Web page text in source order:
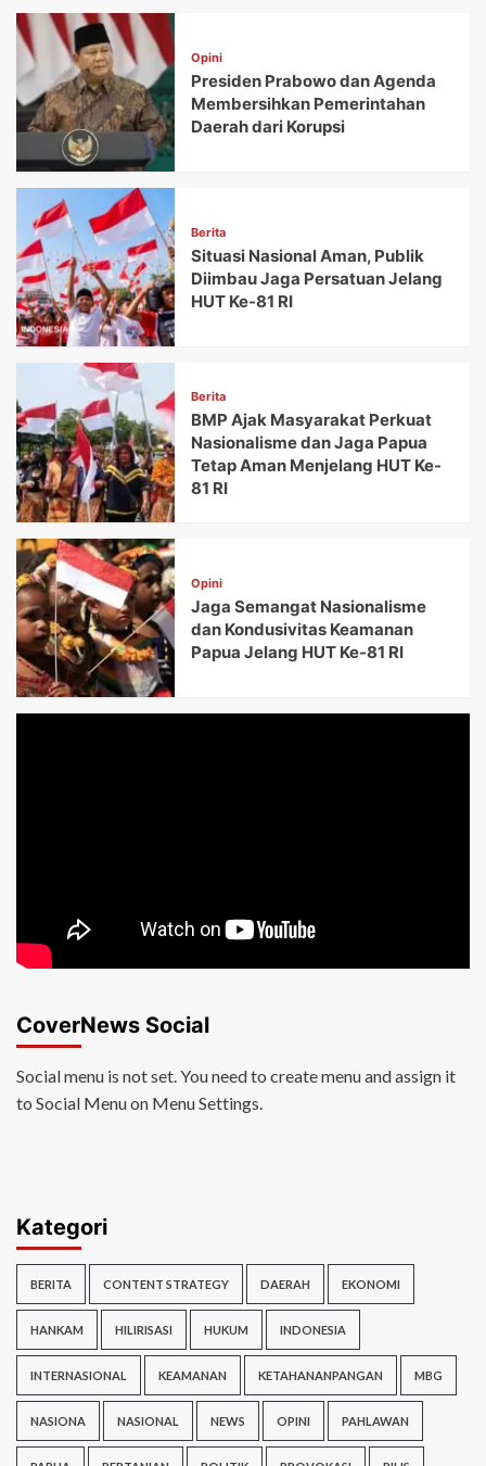
Opini
Presiden Prabowo dan Agenda
Membersihkan Pemerintahan
Daerah dari Korupsi
Berita
Situasi Nasional Aman, Publik
Diimbau Jaga Persatuan Jelang
HUT Ke-81 RI
Berita
BMP Ajak Masyarakat Perkuat
Nasionalisme dan Jaga Papua
Tetap Aman Menjelang HUT Ke-
81 RI
Opini
Jaga Semangat Nasionalisme
dan Kondusivitas Keamanan
Papua Jelang HUT Ke-81 RI
CoverNews Social
Social menu is not set. You need to create menu and assign it
to Social Menu on Menu Settings.
Kategori
BERITA CONTENT STRATEGY DAERAH EKONOMI
HANKAM HILIRISASI HUKUM INDONESIA
INTERNASIONAL KEAMANAN KETAHANANPANGAN MBG
NASIONA NASIONAL NEWS OPINI PAHLAWAN